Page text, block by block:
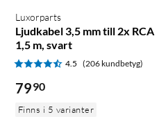
Luxorparts
Ljudkabel 3,5 mm till 2x RCA
1,5 m, svart
4.5 (206 kundbetyg)
7990
Finns i 5 varianter